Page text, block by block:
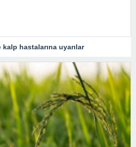
kalp hastalarına uyarılar